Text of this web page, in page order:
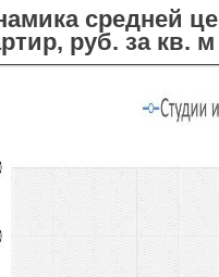
средней
руб. за кв. м